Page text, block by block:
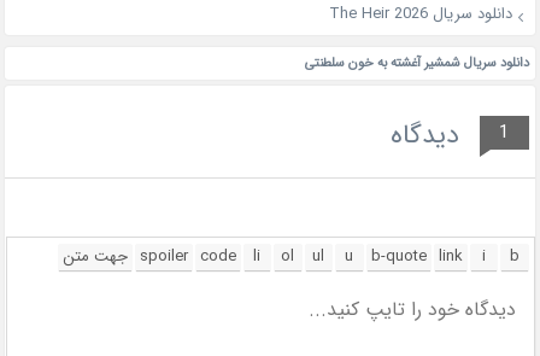
دانلود سریال The Heir 2026
دانلود سریال شمشیر آغشته به خون سلطنتی
1 دیدگاه